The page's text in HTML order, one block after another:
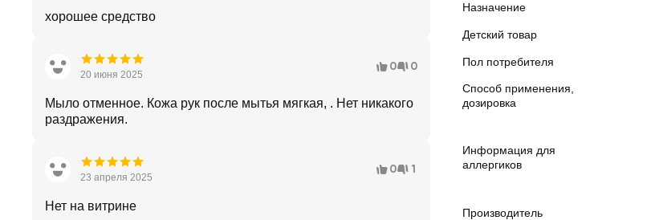
Назначение
Детский товар
Пол потребителя
Способ применения,
дозировка
Информация для
аллергиков
Производитель
хорошее средство
20 июня 2025
0 0
Мыло отменное. Кожа рук после мытья мягкая, . Нет никакого
раздражения.
23 апреля 2025
0 1
Нет на витрине